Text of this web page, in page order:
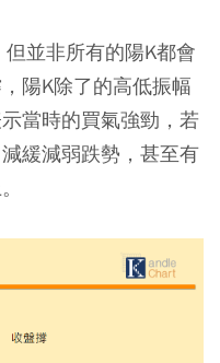
並非所有的陽K都會
陽K除了的高低振幅
當時的買氣強勁，若
緩減弱跌勢，甚至有